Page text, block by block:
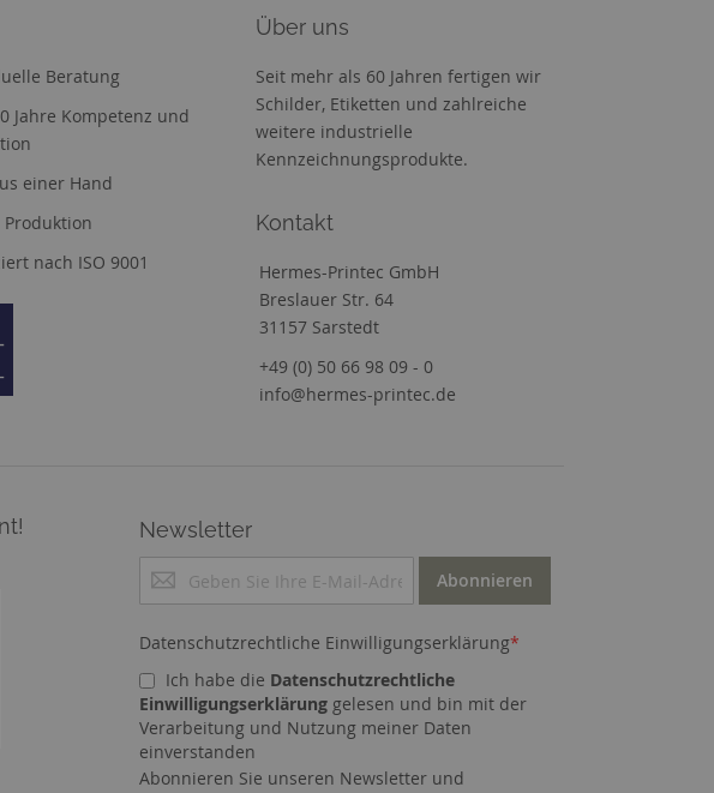
Beratung
Jahre Kompetenz und
einer Hand
Produktion
nach ISO 9001
Über uns
Seit mehr als 60 Jahren fertigen wir
Schilder, Etiketten und zahlreiche
weitere industrielle
Kennzeichnungsprodukte.
Kontakt
Hermes-Printec GmbH
Breslauer Str. 64
31157 Sarstedt
+49 (0) 50 66 98 09 - 0
info@hermes-printec.de
Newsletter
M
d
n
S
i
e
s
Abonnieren
Datenschutzrechtliche Einwilligungserklärung*
Ich habe die Datenschutzrechtliche
Einwilligungserklärung gelesen und bin mit der
Verarbeitung und Nutzung meiner Daten
einverstanden
Abonnieren Sie unseren Newsletter und